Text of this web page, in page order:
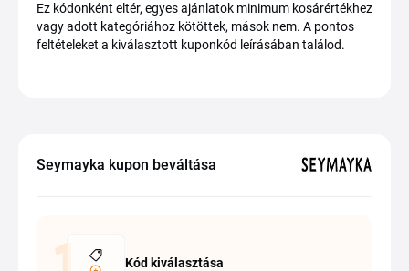
Ez kódonként eltér, egyes ajánlatok minimum kosárértékhez
vagy adott kategóriához kötöttek, mások nem. A pontos
feltételeket a kiválasztott kuponkód leírásában találod.
Seymayka kupon beváltása
Kód kiválasztása